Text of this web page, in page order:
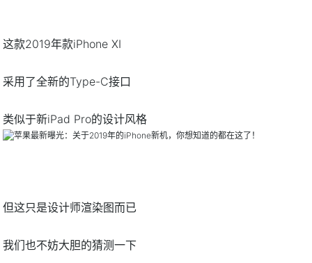
这款2019年款iPhone XI
采用了全新的Type-C接口
类似于新iPad Pro的设计风格
但这只是设计师渲染图而已
我们也不妨大胆的猜测一下